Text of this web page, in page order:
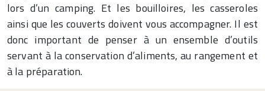
lors d’un camping. Et les bouilloires, les casseroles
ainsi que les couverts doivent vous accompagner. Il est
donc important de penser à un ensemble d’outils
servant à la conservation d’aliments, au rangement et
à la préparation.